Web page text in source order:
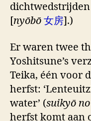
dichtwedstrijden
[nyōbō 女房].)
Er waren twee
Yoshitsune’s
Teika, één voor
herfst:
water’ (suikyō
herfst komt aan